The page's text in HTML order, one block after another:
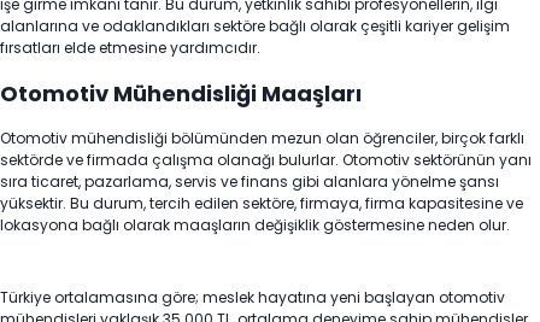
alanlarına ve odaklandıkları sektöre bağlı olarak çeşitli kariyer gelişim
fırsatları elde etmesine yardımcıdır.
Otomotiv Mühendisliği Maaşları
Otomotiv mühendisliği bölümünden mezun olan öğrenciler, birçok farklı
sektörde ve firmada çalışma olanağı bulurlar. Otomotiv sektörünün yanı
sıra ticaret, pazarlama, servis ve finans gibi alanlara yönelme şansı
yüksektir. Bu durum, tercih edilen sektöre, firmaya, firma kapasitesine ve
lokasyona bağlı olarak maaşların değişiklik göstermesine neden olur.
Türkiye ortalamasına göre; meslek hayatına yeni başlayan otomotiv